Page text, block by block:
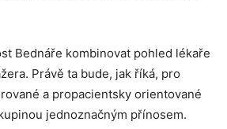
Bednáře kombinovat pohled lékaře
Právě ta bude, jak říká, pro
a propacientsky orientované
jednoznačným přínosem.